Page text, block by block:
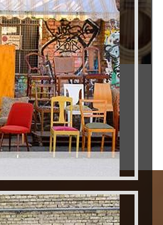
de musique 79
79